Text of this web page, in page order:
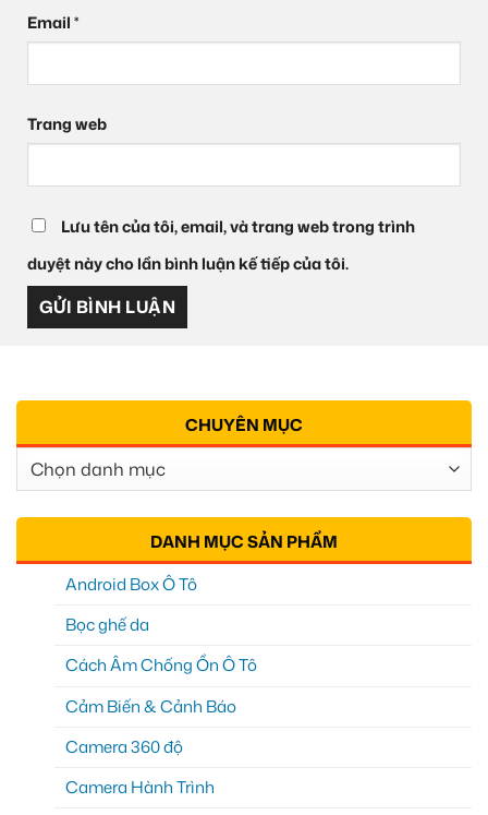
Email*
Trang web
Lưu tên của tôi, email, và trang web trong trình
duyệt này cho lần bình luận kế tiếp của tôi.
CHUYÊN MỤC
Chuyên
Mục
DANH MỤC SẢN PHẨM
Android Box Ô Tô
Bọc ghế da
Cách Âm Chống Ồn Ô Tô
Cảm Biến & Cảnh Báo
Camera 360 độ
Camera Hành Trình